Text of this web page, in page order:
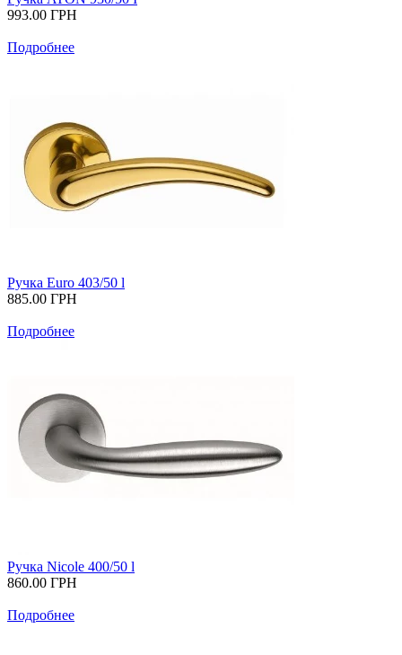
993.00 ГРН
Подробнее
Ручка Euro 403/50 l
885.00 ГРН
Подробнее
Ручка Nicole 400/50 l
860.00 ГРН
Подробнее